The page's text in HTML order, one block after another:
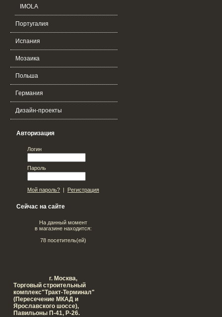
IMOLA
Португалия
Испания
Мозаика
Польша
Германия
Дизайн-проекты
Авторизация
Логин
Пароль
Мой пароль? | Регистрация
Сейчас на сайте
На данный момент
в магазине находится:
78 посетитель(ей)
г. Москва,
Tорговый строительный
комплекс"Тракт-Терминал"
(Пересечение МКАД и
Ярославского шоссе),
Павильоны П-41, Р-26.